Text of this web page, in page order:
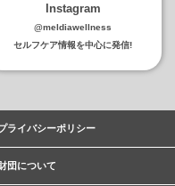
Instagram
@meldiawellness
セルフケア情報を中心に発信!
ライバシーポリシー
財団について